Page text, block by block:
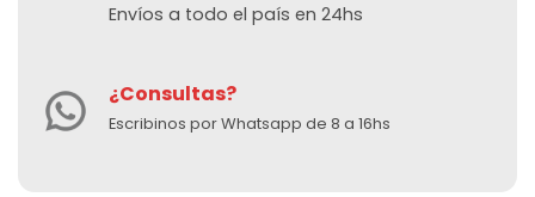
Envíos a todo el país en 24hs
¿Consultas?
Escribinos por Whatsapp de 8 a 16hs